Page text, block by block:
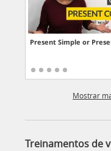
Present Simple or
Mostrar
Treinamentos de